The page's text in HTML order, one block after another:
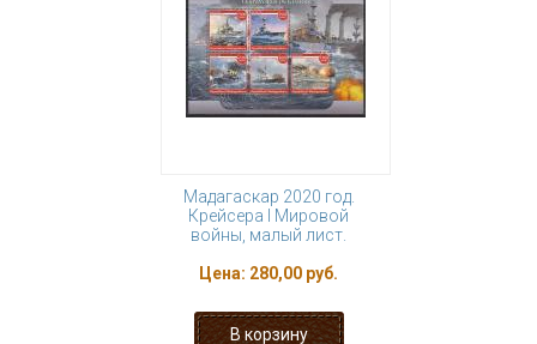
Мадагаскар 2020 год.
Крейсера I Мировой
войны, малый лист.
Цена: 280,00 руб.